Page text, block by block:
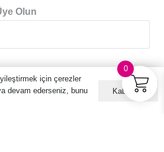
Olun
0
için çerezler
devam ederseniz, bunu
Kabul ET